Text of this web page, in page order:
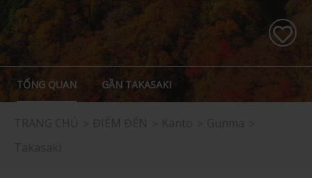
TỔNG QUAN GẦN TAKASAKI